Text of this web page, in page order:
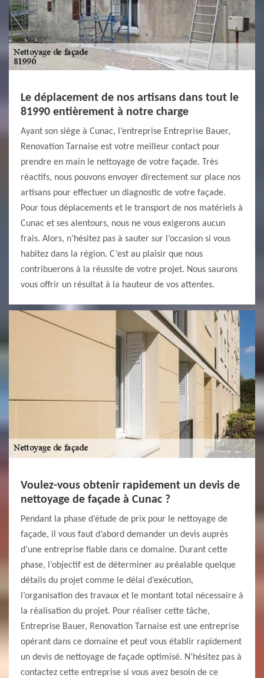
Le déplacement de nos artisans dans tout le
81990 entièrement à notre charge
Ayant son siège à Cunac, l’entreprise Entreprise Bauer,
Renovation Tarnaise est votre meilleur contact pour
prendre en main le nettoyage de votre façade. Très
réactifs, nous pouvons envoyer directement sur place nos
artisans pour effectuer un diagnostic de votre façade.
Pour tous déplacements et le transport de nos matériels à
Cunac et ses alentours, nous ne vous exigerons aucun
frais. Alors, n’hésitez pas à sauter sur l’occasion si vous
habitez dans la région. C’est au plaisir que nous
contribuerons à la réussite de votre projet. Nous saurons
vous offrir un résultat à la hauteur de vos attentes.
Voulez-vous obtenir rapidement un devis de
nettoyage de façade à Cunac ?
Pendant la phase d’étude de prix pour le nettoyage de
façade, il vous faut d’abord demander un devis auprès
d’une entreprise fiable dans ce domaine. Durant cette
phase, l’objectif est de déterminer au préalable quelque
détails du projet comme le délai d’exécution,
l’organisation des travaux et le montant total nécessaire à
la réalisation du projet. Pour réaliser cette tâche,
Entreprise Bauer, Renovation Tarnaise est une entreprise
opérant dans ce domaine et peut vous établir rapidement
un devis de nettoyage de façade optimisé. N’hésitez pas à
contactez cette entreprise si vous avez besoin de ce